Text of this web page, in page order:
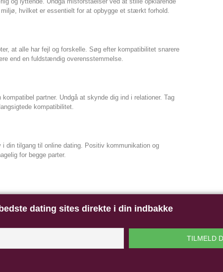
hvilket er essentielt for at opbygge et stærkt forhold.
at alle har fejl og forskelle. Søg efter kompatibilitet snarere
end en fuldstændig overensstemmelse.
partner. Undgå at skynde dig ind i relationer. Tag
kompatibilitet.
tilgang til online dating. Positiv kommunikation og
for begge parter.
dating sites direkte i din indbakke